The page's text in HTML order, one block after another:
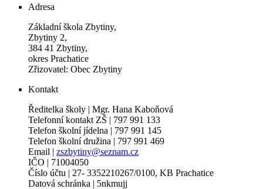
Adresa
Základní škola Zbytiny,
Zbytiny 2,
384 41 Zbytiny,
okres Prachatice
Zřizovatel: Obec Zbytiny
Kontakt
Ředitelka školy | Mgr. Hana Kaboňová
Telefonní kontakt ZŠ | 797 991 133
Telefon školní jídelna | 797 991 145
Telefon školní družina | 797 991 469
Email | zszbytiny@seznam.cz
IČO | 71004050
Číslo účtu | 27- 3352210267/0100, KB Prachatice
Datová schránka | 5nkmujj